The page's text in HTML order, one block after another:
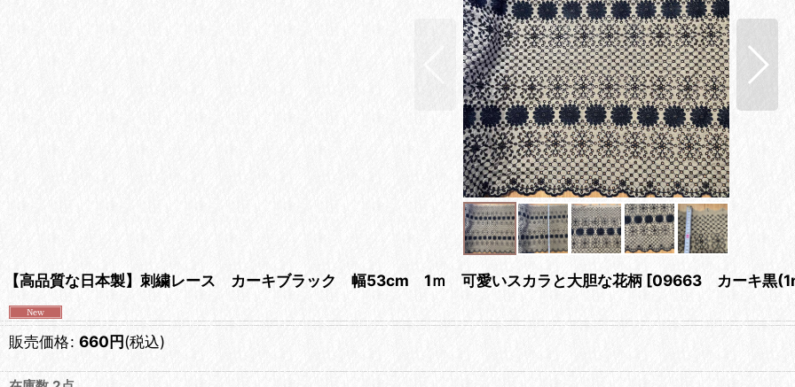
【高品質な日本製】刺繍レース カーキブラック 幅53cm 1ｍ 可愛いスカラと大胆な花柄 [09663 カーキ黒
販売価格: 660円(税込)